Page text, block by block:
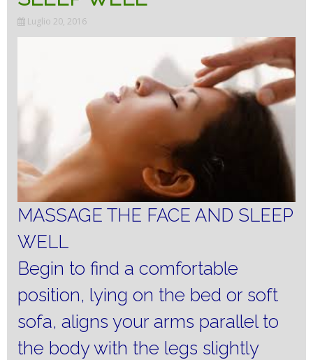
Luglio 20, 2016
MASSAGE THE FACE AND SLEEP
WELL
Begin to find a comfortable
position, lying on the bed or soft
sofa, aligns your arms parallel to
the body with the legs slightly